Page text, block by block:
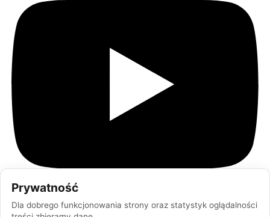
Prywatność
Dla dobrego funkcjonowania strony oraz statystyk oglądalności